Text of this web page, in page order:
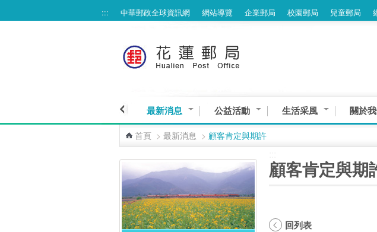
::: 中華郵政全球資訊網 網站導覽 企業郵局 校園郵局 兒童郵局
最新消息 公益活動 生活采風 關於
首頁 > 最新消息 > 顧客肯定與期許
顧客肯定與期
回列表